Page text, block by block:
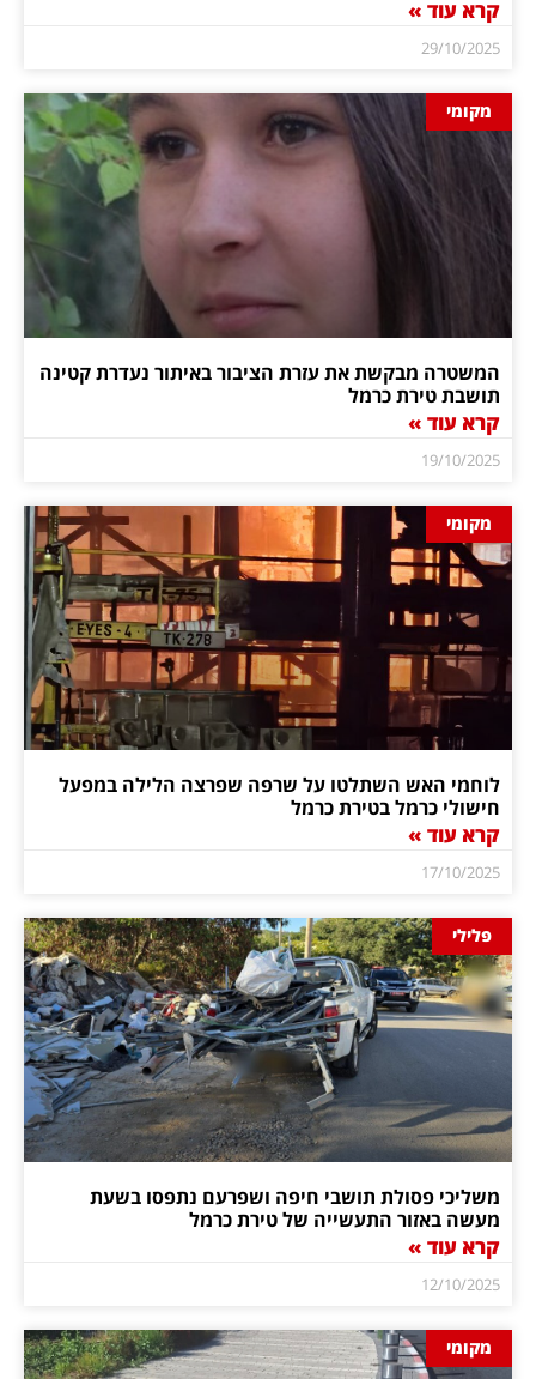
קרא עוד »
29/10/2025
מקומי
המשטרה מבקשת את עזרת הציבור באיתור נעדרת קטינה
תושבת טירת כרמל
קרא עוד »
19/10/2025
מקומי
לוחמי האש השתלטו על שרפה שפרצה הלילה במפעל
חישולי כרמל בטירת כרמל
קרא עוד »
17/10/2025
פלילי
משליכי פסולת תושבי חיפה ושפרעם נתפסו בשעת
מעשה באזור התעשייה של טירת כרמל
קרא עוד »
12/10/2025
מקומי